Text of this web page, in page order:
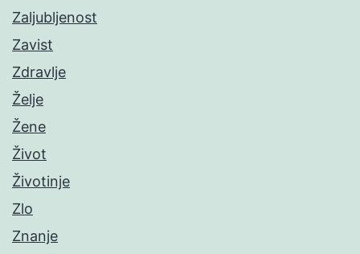
Zaljubljenost
Zavist
Zdravlje
Želje
Žene
Život
Životinje
Zlo
Znanje